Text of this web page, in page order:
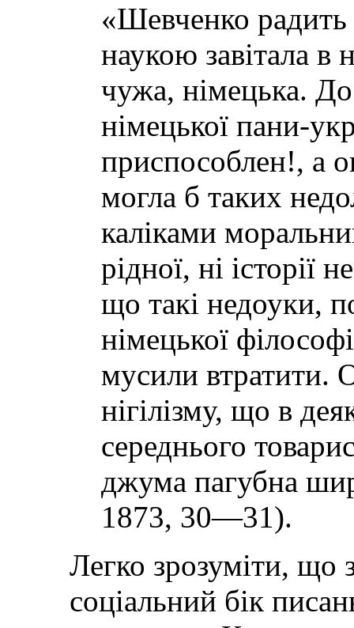
«Шевченко
наукою завітала в
чужа, німецька.
німецької пани-
приспособлен!, а
могла б таких
каліками
рідної, ні історії
що такі недоуки,
німецької
мусили втратити.
нігілізму, що в
середнього
джума пагубна
1873, 30—31).
Легко зрозуміти, що
соціальний бік